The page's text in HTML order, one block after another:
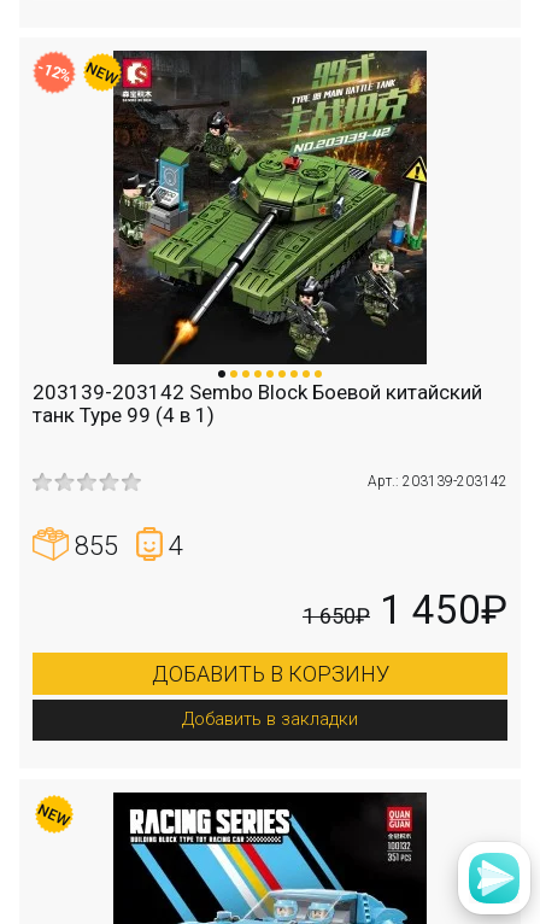
203139-203142 Sembo Block Боевой китайский
танк Type 99 (4 в 1)
Арт.: 203139-203142
855 4
1 650₽ 1 450₽
ДОБАВИТЬ В КОРЗИНУ
Добавить в закладки
-12%